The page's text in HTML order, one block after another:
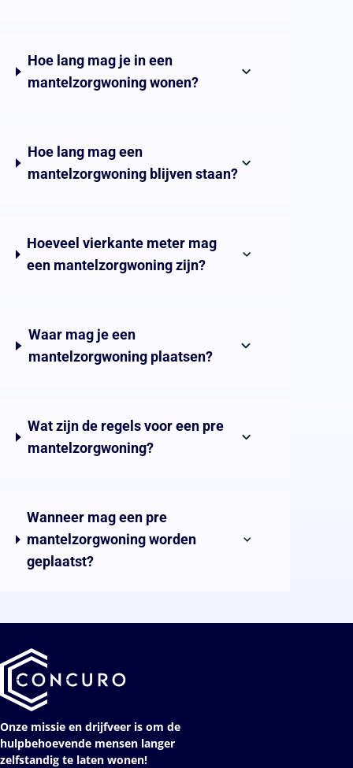
Hoe lang mag je in een
mantelzorgwoning wonen?
Hoe lang mag een
mantelzorgwoning blijven staan?
Hoeveel vierkante meter mag
een mantelzorgwoning zijn?
Waar mag je een
mantelzorgwoning plaatsen?
Wat zijn de regels voor een pre
mantelzorgwoning?
Wanneer mag een pre
mantelzorgwoning worden
geplaatst?
Onze missie en drijfveer is om de
hulpbehoevende mensen langer
zelfstandig te laten wonen!